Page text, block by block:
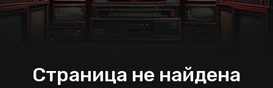
Страница не найдена